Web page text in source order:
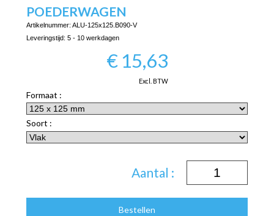
POEDERWAGEN
Artikelnummer: ALU-125x125.B090-V
Leveringstijd: 5 - 10 werkdagen
€ 15,63
Excl. BTW
Formaat :
Soort :
Aantal :
Bestellen